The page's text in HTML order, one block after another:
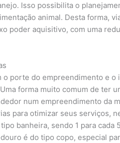
Isso possibilita o
animal. Desta forma,
poder aquisitivo, com uma
o porte do empreendimento e o
forma muito comum de ter
num empreendimento da
para otimizar seus serviços,
banheira, sendo 1 para cada
é do tipo copo, especial